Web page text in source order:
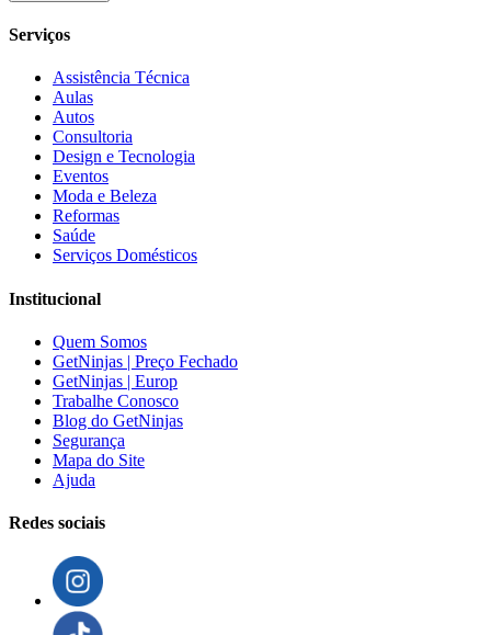
Serviços
Assistência Técnica
Aulas
Autos
Consultoria
Design e Tecnologia
Eventos
Moda e Beleza
Reformas
Saúde
Serviços Domésticos
Institucional
Quem Somos
GetNinjas | Preço Fechado
GetNinjas | Europ
Trabalhe Conosco
Blog do GetNinjas
Segurança
Mapa do Site
Ajuda
Redes sociais